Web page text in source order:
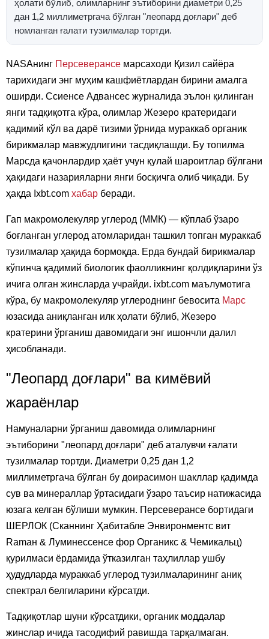
ҳолати бўлиб, олимларнинг эътиборини диаметри 0,25
дан 1,2 миллиметргача бўлган "леопард доғлари" деб
номланган ғалати тузилмалар тортди.
NASAнинг Персеверансе марсаходи Қизил сайёра
тарихидаги энг муҳим кашфиётлардан бирини амалга
оширди. Ссиенсе Адвансес журналида эълон қилинган
янги тадқиқотга кўра, олимлар Жезеро кратеридаги
қадимий кўл ва дарё тизими ўрнида мураккаб органик
бирикмалар мавжудлигини тасдиқлашди. Бу топилма
Марсда қачонлардир ҳаёт учун қулай шароитлар бўлгани
ҳақидаги назарияларни янги босқичга олиб чиқади. Бу
ҳақда Ixbt.com хабар беради.
Гап макромолекуляр углерод (ММК) — кўплаб ўзаро
боғланган углерод атомларидан ташкил топган мураккаб
тузилмалар ҳақида бормоқда. Ерда бундай бирикмалар
кўпинча қадимий биологик фаолликнинг қолдиқларини ўз
ичига олган жинсларда учрайди. ixbt.com маълумотига
кўра, бу макромолекуляр углероднинг бевосита Марс
юзасида аниқланган илк ҳолати бўлиб, Жезеро
кратерини ўрганиш давомидаги энг ишончли далил
ҳисобланади.
"Леопард доғлари" ва кимёвий
жараёнлар
Намуналарни ўрганиш давомида олимларнинг
эътиборини "леопард доғлари" деб аталувчи ғалати
тузилмалар тортди. Диаметри 0,25 дан 1,2
миллиметргача бўлган бу доирасимон шакллар қадимда
сув ва минераллар ўртасидаги ўзаро таъсир натижасида
юзага келган бўлиши мумкин. Персеверансе бортидаги
ШEРЛОК (Сканнинг Ҳабитабле Энвиронментс вит
Ramан & Луминессенсе фор Органикс & Чемикальц)
қурилмаси ёрдамида ўтказилган таҳлиллар ушбу
ҳудудларда мураккаб углерод тузилмаларининг аниқ
спектрал белгиларини кўрсатди.
Тадқиқотлар шуни кўрсатдики, органик моддалар
жинслар ичида тасодифий равишда тарқалмаган.